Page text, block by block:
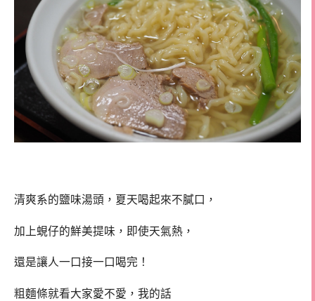
清爽系的鹽味湯頭，夏天喝起來不膩口，
加上蜆仔的鮮美提味，即使天氣熱，
還是讓人一口接一口喝完！
粗麵條就看大家愛不愛，我的話